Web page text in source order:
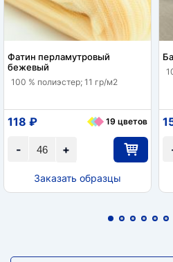
Фатин перламутровый
бежевый
100 % полиэстер; 11 гр/м2
+
-
118 ₽ 19 цветов
Заказать образцы